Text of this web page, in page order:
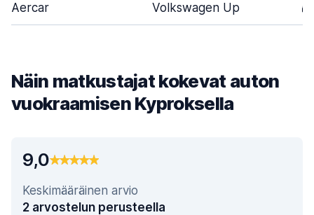
Aercar Volkswagen Up 5
Näin matkustajat kokevat auton
vuokraamisen Kyproksella
9,0
Keskimääräinen arvio
2 arvostelun perusteella